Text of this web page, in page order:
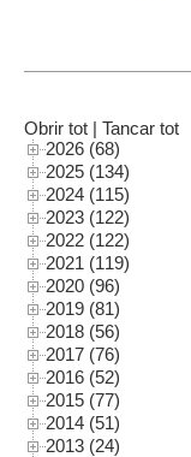
Obrir tot | Tancar tot
2026 (68)
2025 (134)
2024 (115)
2023 (122)
2022 (122)
2021 (119)
2020 (96)
2019 (81)
2018 (56)
2017 (76)
2016 (52)
2015 (77)
2014 (51)
2013 (24)